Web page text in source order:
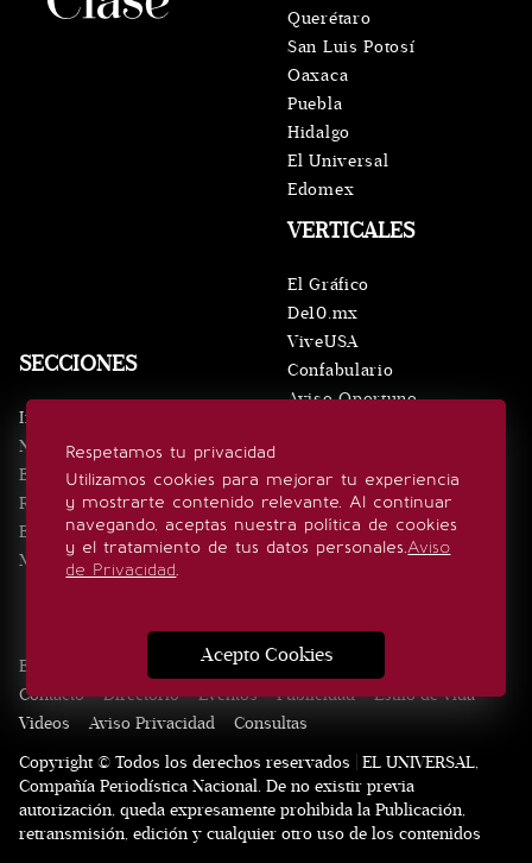
Respetamos tu privacidad
Utilizamos cookies para mejorar tu experiencia
y mostrarte contenido relevante. Al continuar
navegando, aceptas nuestra política de cookies
y el tratamiento de tus datos personales.Aviso
de Privacidad.
Acepto Cookies
SECCIONES
Inicio
Noticias
Eventos
Realeza
Estilo de vida
Minuto x Minuto
VERTICALES
El Gráfico
De10.mx
ViveUSA
Confabulario
Aviso Oportuno
Querétaro
San Luis Potosí
Oaxaca
Puebla
Hidalgo
El Universal
Edomex
SÍGUENOS
Edición Impresa Noticias Quiénes somos
Contacto
Directorio Eventos Publicidad
Estilo de vida
Videos
Aviso Privacidad
Consultas
Copyright © Todos los derechos reservados | EL UNIVERSAL,
Compañía Periodística Nacional. De no existir previa
autorización, queda expresamente prohibida la Publicación,
retransmisión, edición y cualquier otro uso de los contenidos